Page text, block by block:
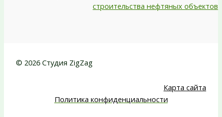
строительства нефтяных объектов
© 2026 Студия ZigZag
Карта сайта
Политика конфиденциальности